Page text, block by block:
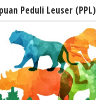
Peduli Leuser (PPL)